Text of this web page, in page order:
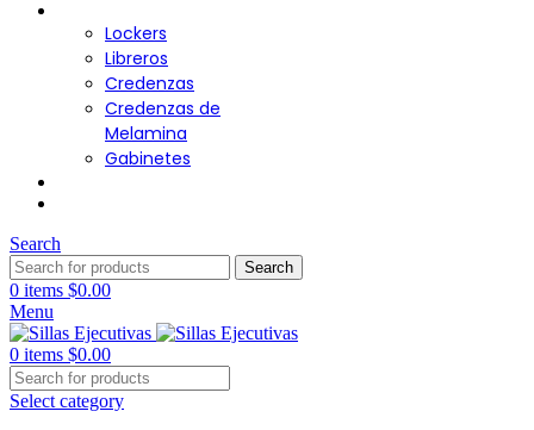
Lockers
Libreros
Credenzas
Credenzas de
Melamina
Gabinetes
Search
Search
0 items $0.00
Menu
0 items $0.00
Select category